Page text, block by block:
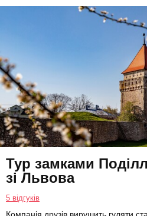
Тур замками
зі Львова
5 відгуків